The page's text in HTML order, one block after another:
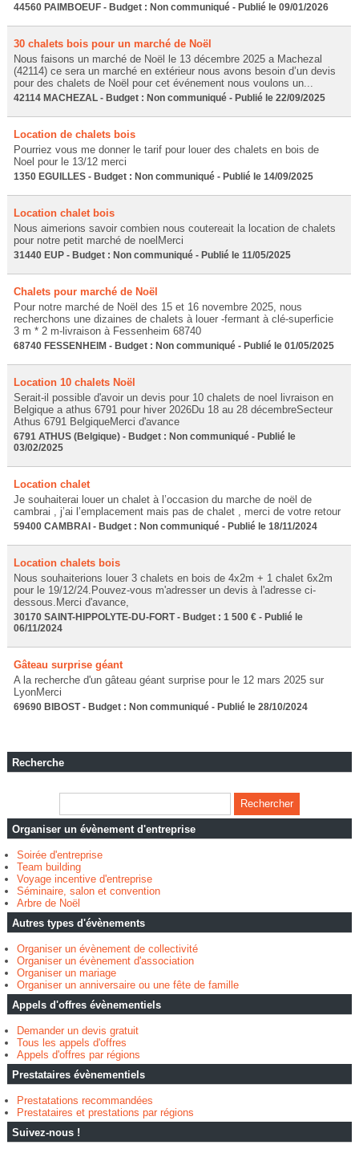
44560 PAIMBOEUF - Budget : Non communiqué - Publié le 09/01/2026
30 chalets bois pour un marché de Noël
Nous faisons un marché de Noël le 13 décembre 2025 a Machezal
(42114) ce sera un marché en extérieur nous avons besoin d’un devis
pour des chalets de Noël pour cet événement nous voulons un...
42114 MACHEZAL - Budget : Non communiqué - Publié le 22/09/2025
Location de chalets bois
Pourriez vous me donner le tarif pour louer des chalets en bois de
Noel pour le 13/12 merci
1350 EGUILLES - Budget : Non communiqué - Publié le 14/09/2025
Location chalet bois
Nous aimerions savoir combien nous coutereait la location de chalets
pour notre petit marché de noelMerci
31440 EUP - Budget : Non communiqué - Publié le 11/05/2025
Chalets pour marché de Noël
Pour notre marché de Noël des 15 et 16 novembre 2025, nous
recherchons une dizaines de chalets à louer -fermant à clé-superficie
3 m * 2 m-livraison à Fessenheim 68740
68740 FESSENHEIM - Budget : Non communiqué - Publié le 01/05/2025
Location 10 chalets Noël
Serait-il possible d'avoir un devis pour 10 chalets de noel livraison en
Belgique a athus 6791 pour hiver 2026Du 18 au 28 décembreSecteur
Athus 6791 BelgiqueMerci d'avance
6791 ATHUS (Belgique) - Budget : Non communiqué - Publié le
03/02/2025
Location chalet
Je souhaiterai louer un chalet à l’occasion du marche de noël de
cambrai , j’ai l’emplacement mais pas de chalet , merci de votre retour
59400 CAMBRAI - Budget : Non communiqué - Publié le 18/11/2024
Location chalets bois
Nous souhaiterions louer 3 chalets en bois de 4x2m + 1 chalet 6x2m
pour le 19/12/24.Pouvez-vous m'adresser un devis à l'adresse ci-
dessous.Merci d'avance,
30170 SAINT-HIPPOLYTE-DU-FORT - Budget : 1 500 € - Publié le
06/11/2024
Gâteau surprise géant
A la recherche d'un gâteau géant surprise pour le 12 mars 2025 sur
LyonMerci
69690 BIBOST - Budget : Non communiqué - Publié le 28/10/2024
Recherche
Organiser un évènement d'entreprise
Soirée d'entreprise
Team building
Voyage incentive d'entreprise
Séminaire, salon et convention
Arbre de Noël
Autres types d'évènements
Organiser un évènement de collectivité
Organiser un évènement d'association
Organiser un mariage
Organiser un anniversaire ou une fête de famille
Appels d'offres évènementiels
Demander un devis gratuit
Tous les appels d'offres
Appels d'offres par régions
Prestataires évènementiels
Prestatations recommandées
Prestataires et prestations par régions
Suivez-nous !